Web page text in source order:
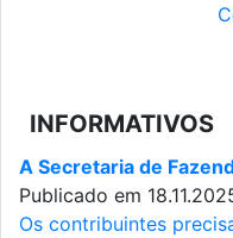
INFORMATIVOS
A Secretaria de
Publicado em
Os contribuintes